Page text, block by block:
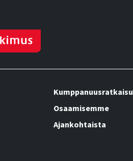
Osaamisemme
Ajankohtaista